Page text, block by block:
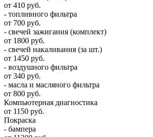
от 410 руб.
- топливного фильтра
от 700 руб.
- свечей зажигания (комплект)
от 1800 руб.
- свечей накаливания (за шт.)
от 1450 руб.
- воздушного фильтра
от 340 руб.
- масла и масляного фильтра
от 800 руб.
Компьютерная диагностика
от 1150 руб.
Покраска
- бампера